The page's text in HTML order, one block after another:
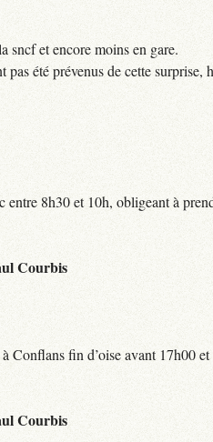
sncf et encore moins en gare.
été prévenus de cette surprise,
8h30 et 10h, obligeant à
Courbis
Conflans fin d’oise avant 17h00
Courbis